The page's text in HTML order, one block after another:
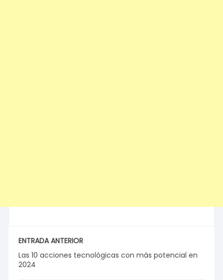
ENTRADA ANTERIOR
Las 10 acciones tecnológicas con más potencial en
2024